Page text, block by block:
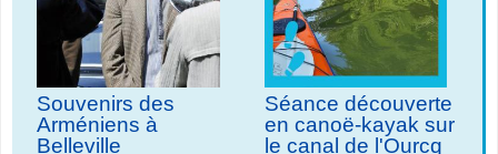
Souvenirs des
Arméniens à
Belleville
Séance découverte
en canoë-kayak sur
le canal de l'Ourcq